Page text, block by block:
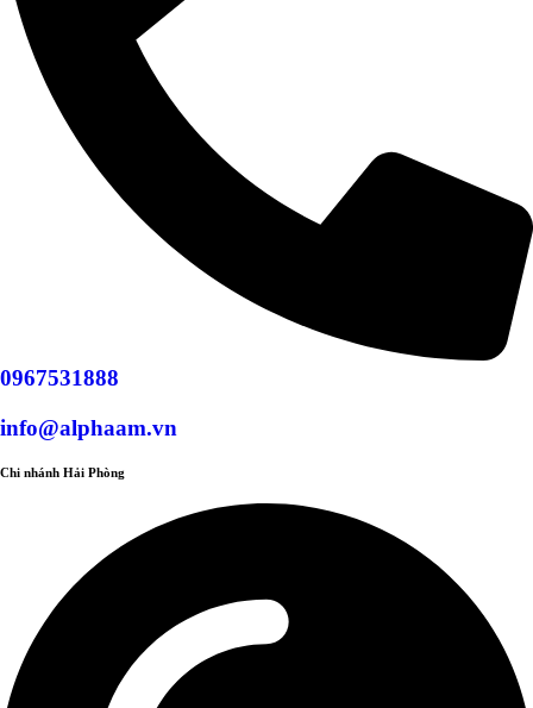
0967531888
info@alphaam.vn
Chi nhánh Hải Phòng